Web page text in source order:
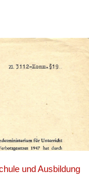
und Ausbildung